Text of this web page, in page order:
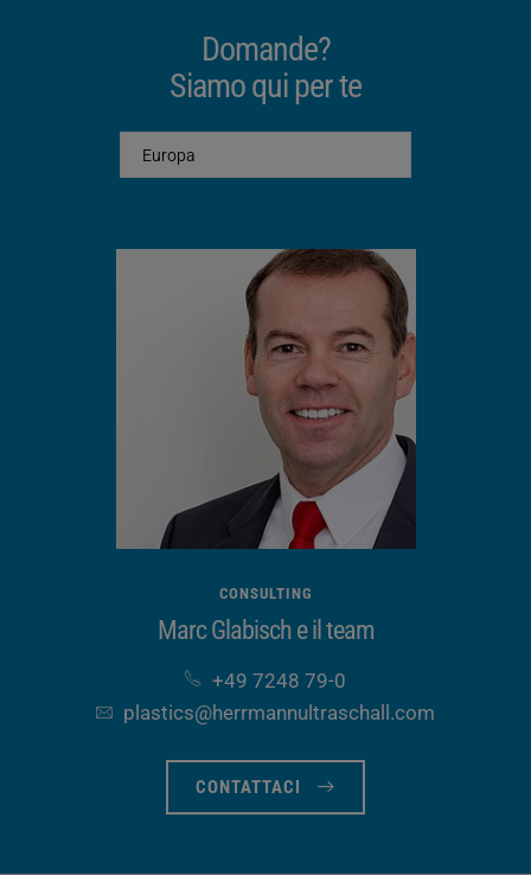
Programmi di saldatura
16
tastiera
Peso HSG [kg] 0,7
Peso del generatore nella
✓
Dimensioni del generatore
nella custodia [mm]
A 170 x L 120 X P
390
Domande?
Siamo qui per te
CONSULTING
Marc Glabisch e il team
+49 7248 79-0
plastics​@herrmannultraschall​.com
CONTATTACI